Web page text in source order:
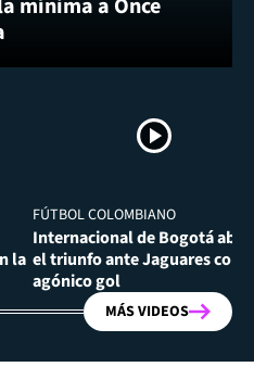
mínima a Once
la
FÚTBOL COLOMBIANO
Internacional de Bogotá
el triunfo ante Jaguares con
agónico gol
MÁS VIDEOS